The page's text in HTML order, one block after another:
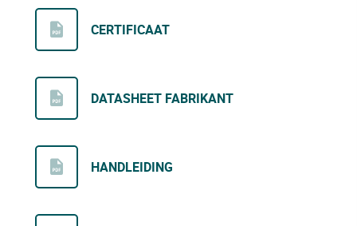
CERTIFICAAT
DATASHEET FABRIKANT
HANDLEIDING